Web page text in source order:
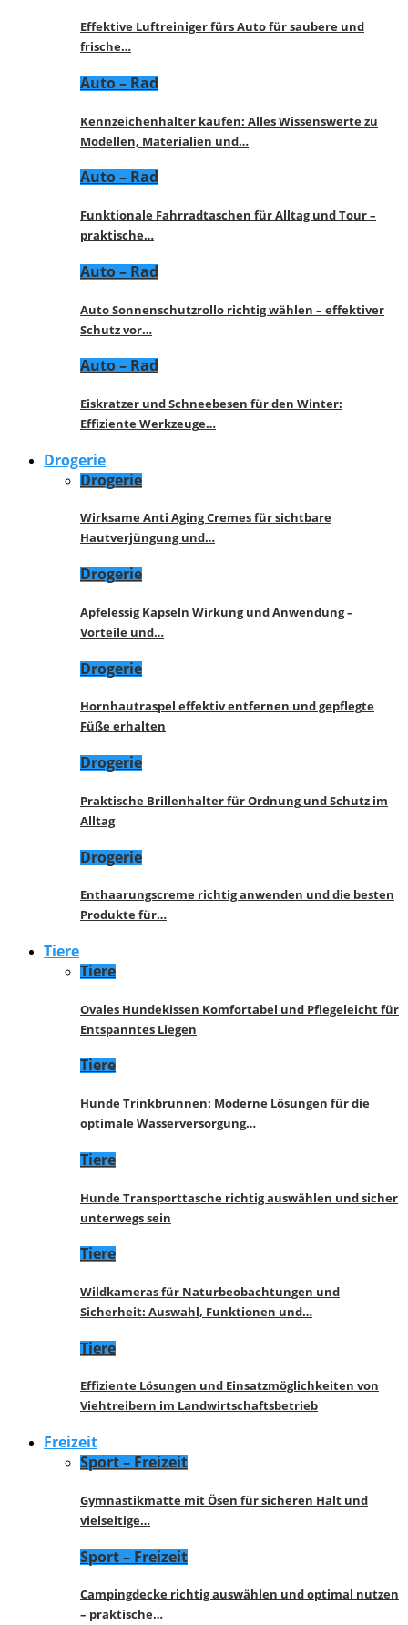
Effektive Luftreiniger fürs Auto für saubere und
frische…
Auto – Rad
Kennzeichenhalter kaufen: Alles Wissenswerte zu
Modellen, Materialien und…
Auto – Rad
Funktionale Fahrradtaschen für Alltag und Tour –
praktische…
Auto – Rad
Auto Sonnenschutzrollo richtig wählen – effektiver
Schutz vor…
Auto – Rad
Eiskratzer und Schneebesen für den Winter:
Effiziente Werkzeuge…
Drogerie
Drogerie
Wirksame Anti Aging Cremes für sichtbare
Hautverjüngung und…
Drogerie
Apfelessig Kapseln Wirkung und Anwendung –
Vorteile und…
Drogerie
Hornhautraspel effektiv entfernen und gepflegte
Füße erhalten
Drogerie
Praktische Brillenhalter für Ordnung und Schutz im
Alltag
Drogerie
Enthaarungscreme richtig anwenden und die besten
Produkte für…
Tiere
Tiere
Ovales Hundekissen Komfortabel und Pflegeleicht für
Entspanntes Liegen
Tiere
Hunde Trinkbrunnen: Moderne Lösungen für die
optimale Wasserversorgung…
Tiere
Hunde Transporttasche richtig auswählen und sicher
unterwegs sein
Tiere
Wildkameras für Naturbeobachtungen und
Sicherheit: Auswahl, Funktionen und…
Tiere
Effiziente Lösungen und Einsatzmöglichkeiten von
Viehtreibern im Landwirtschaftsbetrieb
Freizeit
Sport – Freizeit
Gymnastikmatte mit Ösen für sicheren Halt und
vielseitige…
Sport – Freizeit
Campingdecke richtig auswählen und optimal nutzen
– praktische…